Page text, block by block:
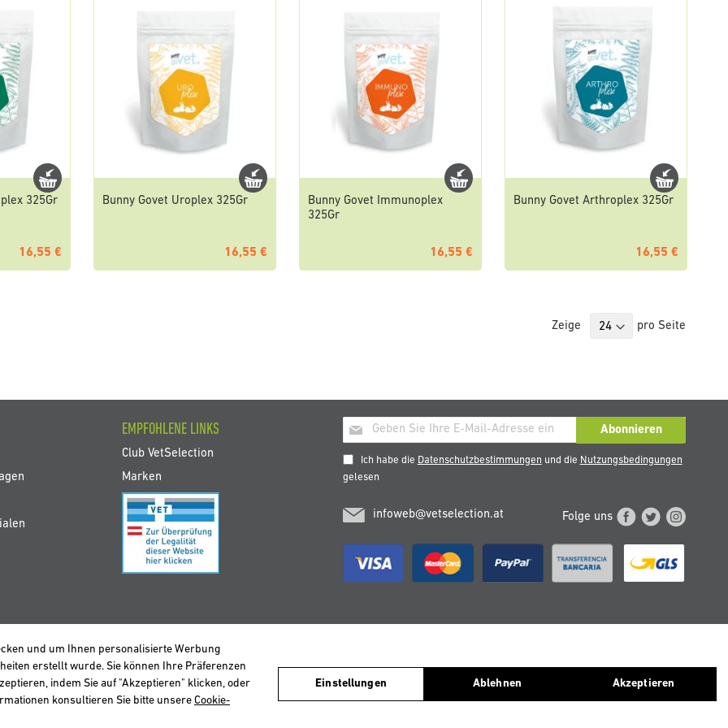
325Gr
16,55 €
Bunny Govet Uroplex 325Gr
16,55 €
Bunny Govet Immunoplex
325Gr
16,55 €
Bunny Govet Arthroplex 325Gr
16,55 €
Zeige pro Seite
Melden
Sie
sich
für
Newsletter
Abonnieren
Ich habe die Datenschutzbestimmungen und die Nutzungsbedingungen
gelesen
EMPFOHLENE LINKS
Club VetSelection
Marken
infoweb@vetselection.at Folge uns
ESPAÑA FRANCE ITALIA NEDERLAND ÖSTERREICH PORTUGAL
und um Ihnen personalisierte Werbung
erstellt wurde. Sie können Ihre Präferenzen
indem Sie auf "Akzeptieren" klicken, oder
konsultieren Sie bitte unsere Cookie-
Einstellungen Ablehnen Akzeptieren